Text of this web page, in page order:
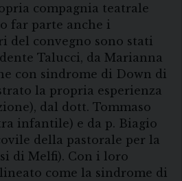
compagnia teatrale
far parte anche i
del convegno sono stati
Talucci, da Marianna
con sindrome di Down di
la propria esperienza
dal dott. Tommaso
infantile) e da p. Biagio
della pastorale per la
di Melfi). Con i loro
come la sindrome di